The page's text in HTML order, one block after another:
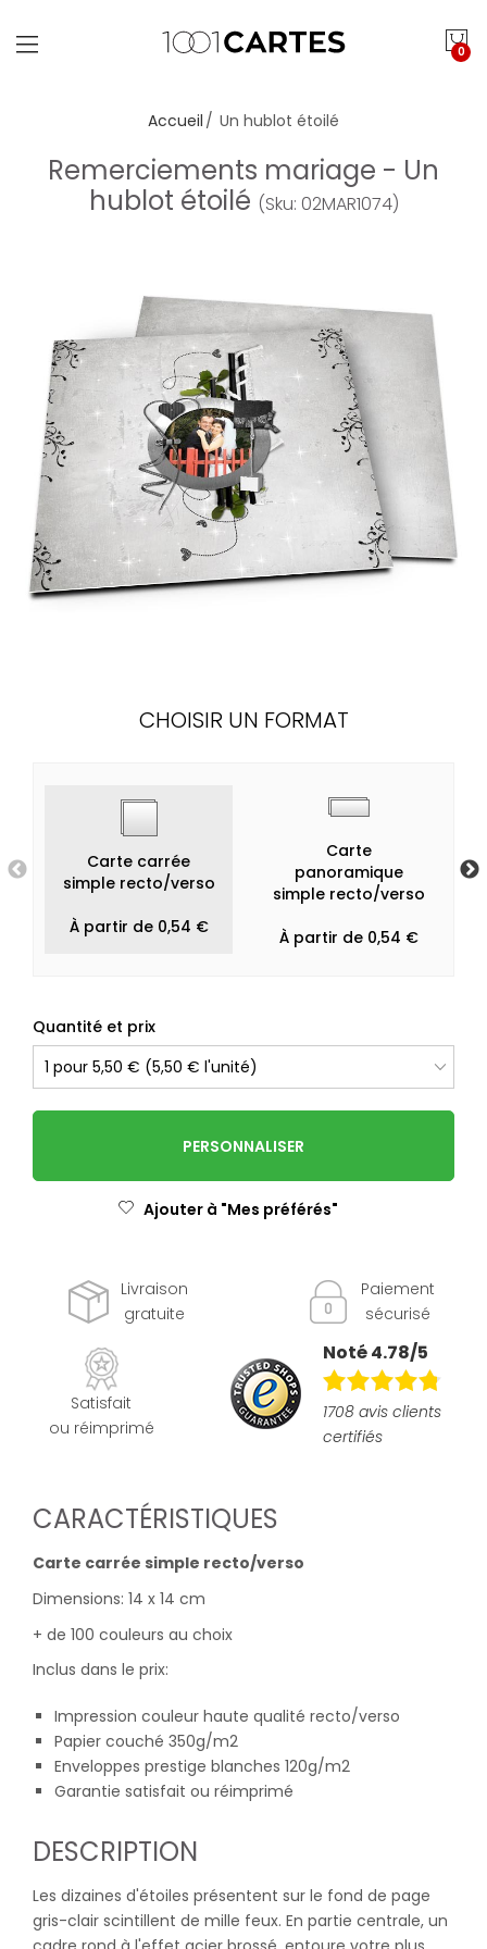
0
Accueil Un hublot étoilé
Remerciements mariage - Un
hublot étoilé (Sku: 02MAR1074)
CHOISIR UN FORMAT
Carte carrée
simple recto/verso
À partir de 0,54 €
Carte
panoramique
simple recto/verso
À partir de 0,54 €
Quantité et prix
PERSONNALISER
Ajouter à "Mes préférés"
Livraison
gratuite
Paiement
sécurisé
Satisfait
ou réimprimé
Noté 4.78/5
1708 avis clients
certifiés
CARACTÉRISTIQUES
Carte carrée simple recto/verso
Dimensions: 14 x 14 cm
+ de 100 couleurs au choix
Inclus dans le prix:
Impression couleur haute qualité recto/verso
Papier couché 350g/m2
Enveloppes prestige blanches 120g/m2
Garantie satisfait ou réimprimé
DESCRIPTION
Les dizaines d'étoiles présentent sur le fond de page
gris-clair scintillent de mille feux. En partie centrale, un